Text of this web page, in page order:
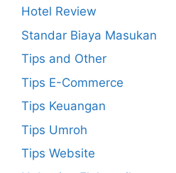
Hotel Review
Standar Biaya Masukan
Tips and Other
Tips E-Commerce
Tips Keuangan
Tips Umroh
Tips Website